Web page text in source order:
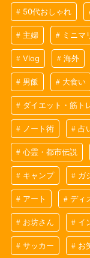
50代おしゃれ
主婦 ミニマ
Vlog 海外
男飯 大食い
ダイエット・筋ト
ノート術 占
心霊・都市伝説
キャンプ ガ
アート ディ
お坊さん イ
サッカー お